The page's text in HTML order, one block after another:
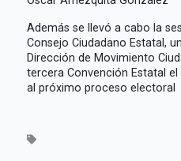
Además se llevó a cabo la
Consejo Ciudadano Estatal,
Dirección de Movimiento
tercera Convención Estatal
al próximo proceso electoral